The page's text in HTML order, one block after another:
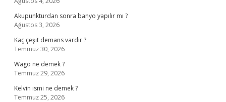
Akupunkturdan sonra banyo yapılır mı ?
Ağustos 3, 2026
Kaç çeşit demans vardır ?
Temmuz 30, 2026
Wago ne demek ?
Temmuz 29, 2026
Kelvin ismi ne demek ?
Temmuz 25, 2026